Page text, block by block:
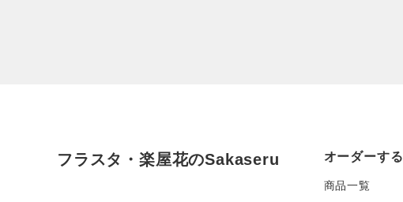
フラスタ・楽屋花のSakaseru オーダーする
商品一覧